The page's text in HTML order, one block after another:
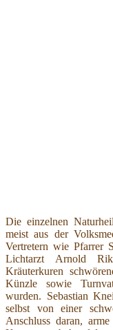
Die einzelnen
meist aus der
Vertretern wie Pfarrer
Lichtarzt Arnold
Kräuterkuren
Künzle sowie
wurden. Sebastian
selbst von einer
Anschluss daran,